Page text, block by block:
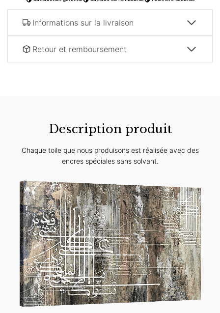
Informations sur la livraison
Retour et remboursement
Description produit
Chaque toile que nous produisons est réalisée avec des
encres spéciales sans solvant.